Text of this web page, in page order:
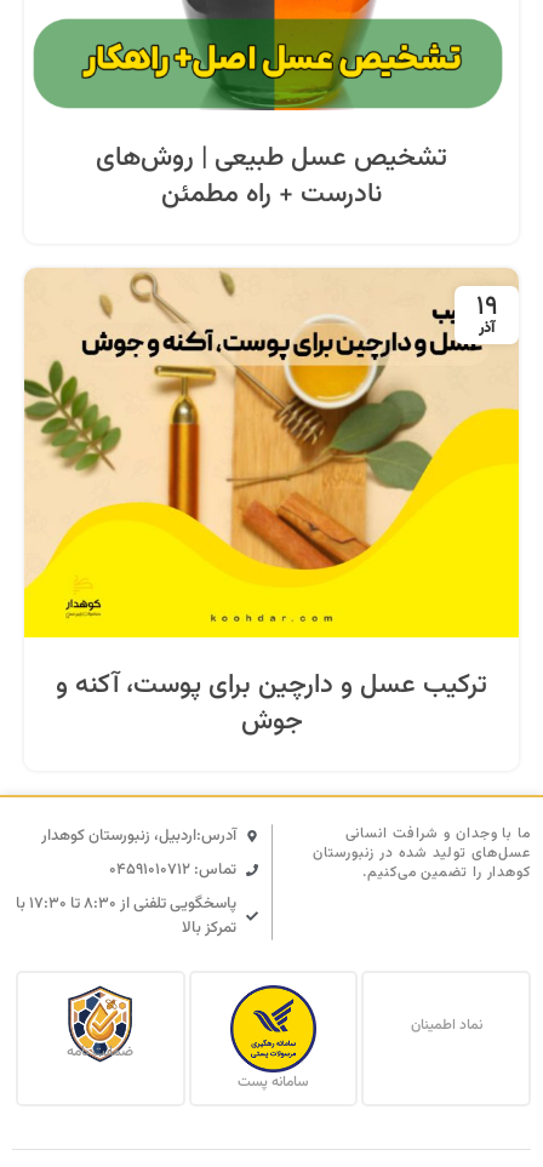
تشخیص عسل طبیعی | روش‌های
نادرست + راه مطمئن
19
آذر
ترکیب عسل و دارچین برای پوست، آکنه و
جوش
آدرس:اردبیل، زنبورستان کوهدار
تماس: 04591010712
پاسخگویی تلفنی از ۸:۳۰ تا ۱۷:۳۰ با
تمرکز بالا
ما با وجدان و شرافت انسانی
عسل‌های تولید شده در زنبورستان
کوهدار را تضمین می‌کنیم.
نماد اطمینان
سامانه پست
ضمانت نامه